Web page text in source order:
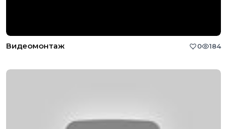
Видеомонтаж 0 184